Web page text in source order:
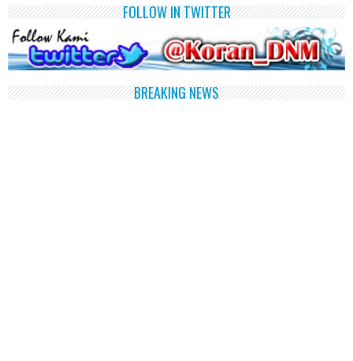
FOLLOW IN TWITTER
BREAKING NEWS